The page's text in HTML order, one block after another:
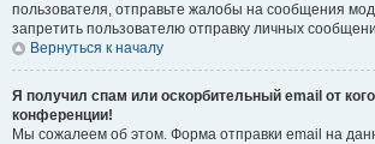
пользователя, отправьте жалобы на сообщения
запретить пользователю отправку личных
Вернуться к началу
Я получил спам или оскорбительный email от
конференции!
Мы сожалеем об этом. Форма отправки email на